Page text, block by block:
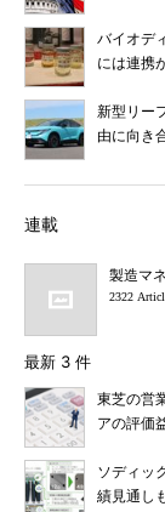
バイオデ
には連携
新型リー
由に向き
連載
製造マ
2322
最新 3 件
東芝の営
アの評価
ソディッ
績見通し